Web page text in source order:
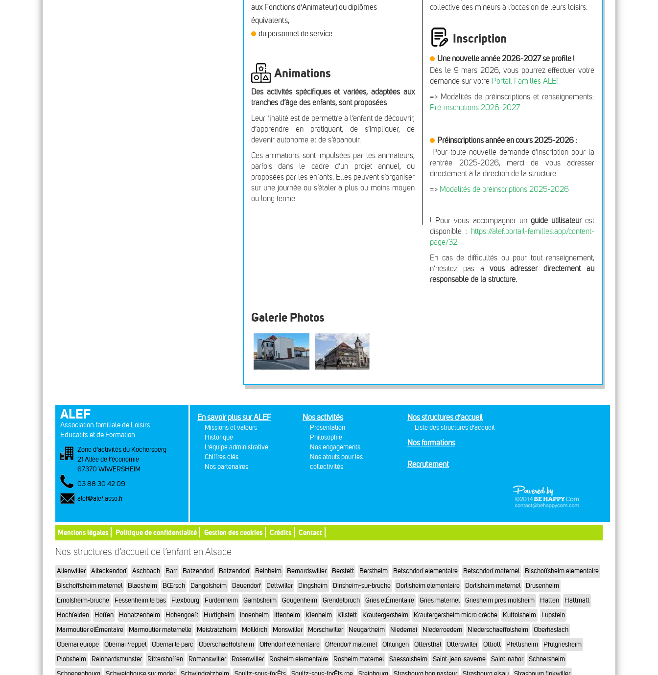
aux Fonctions d’Animateur) ou diplômes
équivalents,
du personnel de service
Animations
Des activités spécifiques et variées, adaptées aux
tranches d’âge des enfants, sont proposées.
Leur finalité est de permettre à l’enfant de découvrir,
d’apprendre en pratiquant, de s’impliquer, de
devenir autonome et de s’épanouir.
Ces animations sont impulsées par les animateurs,
parfois dans le cadre d’un projet annuel, ou
proposées par les enfants. Elles peuvent s’organiser
sur une journée ou s’étaler à plus ou moins moyen
ou long terme.
collective des mineurs à l’occasion de leurs loisirs.
Inscription
Une nouvelle année 2026-2027 se profile !
Dès le 9 mars 2026, vous pourrez effectuer votre
demande sur votre Portail Familles ALEF
=> Modalités de préinscriptions et renseignements:
Pré-inscriptions 2026-2027
Préinscriptions année en cours 2025-2026 :
Pour toute nouvelle demande d’inscription pour la
rentrée 2025-2026, merci de vous adresser
directement à la direction de la structure.
=> Modalités de préinscriptions 2025-2026
! Pour vous accompagner un guide utilisateur est
disponible : https://alef.portail-familles.app/content-
page/32
En cas de difficultés ou pour tout renseignement,
n’hésitez pas à vous adresser directement au
responsable de la structure.
Galerie Photos
ALEF
Association familiale de Loisirs
Educatifs et de Formation
Zone d’activités du Kochersberg
21 Allée de l’économie
67370 WIWERSHEIM
03 88 30 42 09
alef@alef.asso.fr
En savoir plus sur ALEF
Missions et valeurs
Historique
L'équipe administrative
Chiffres clés
Nos partenaires
Nos activités
Présentation
Philosophie
Nos engagements
Nos atouts pour les
collectivités
Nos structures d’accueil
Liste des structures d’accueil
Nos formations
Recrutement
Mentions légales Politique de confidentialité Gestion des cookies Crédits Contact
Nos structures d’accueil de l’enfant en Alsace
Allenwiller Alteckendorf Aschbach Barr Batzendorf Batzendorf Beinheim Bernardswiller Berstett Berstheim Betschdorf elementaire Betschdorf maternel
Bischoffsheim elementaire
Bischoffsheim maternel
Blaesheim BŒrsch Dangolsheim Dauendorf Dettwiller Dingsheim Dinsheim-sur-bruche Dorlisheim elementaire Dorlisheim maternel
Drusenheim
Ernolsheim-bruche
Fessenheim le bas Flexbourg Furdenheim Gambsheim Gougenheim Grendelbruch Gries elÉmentaire Gries maternel Griesheim pres molsheim Hatten
Hattmatt
Hochfelden
Hoffen Hohatzenheim Hohengoeft Hurtigheim Innenheim Ittenheim Kienheim Kilstett Krautergersheim Krautergersheim micro crèche Kuttolsheim
Lupstein
Marmoutier elÉmentaire
Marmoutier maternelle Meistratzheim Mollkirch Monswiller Morschwiller Neugartheim Niedernai Niederroedern Niederschaeffolsheim
Oberhaslach
Obernai europe
Obernai freppel Obernai le parc Oberschaeffolsheim Offendorf elémentaire Offendorf maternel Ohlungen Ottersthal Otterswiller Ottrott Pfettisheim
Pfulgriesheim
Plobsheim
Reinhardsmunster Rittershoffen Romanswiller Rosenwiller Rosheim elementaire Rosheim maternel Saessolsheim Saint-jean-saverne Saint-nabor
Schnersheim